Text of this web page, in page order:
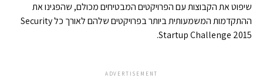
שיפוט את הקבוצות עם הפרויקטים המבטיחים מכולם, שהפגינו את
ההתקדמות המשמעותית ביותר בפרויקטים שלהם לאורך כל Security
Startup Challenge 2015.
ADVERTISEMENT